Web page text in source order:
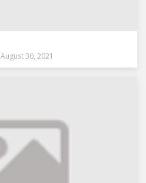
August 30, 2021